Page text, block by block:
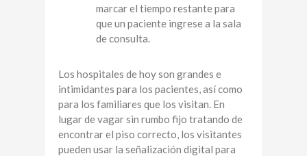
marcar el tiempo restante para
que un paciente ingrese a la sala
de consulta.
Los hospitales de hoy son grandes e
intimidantes para los pacientes, así como
para los familiares que los visitan. En
lugar de vagar sin rumbo fijo tratando de
encontrar el piso correcto, los visitantes
pueden usar la señalización digital para